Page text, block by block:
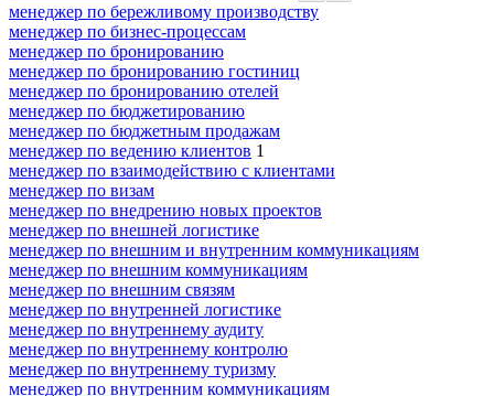
менеджер по бережливому производству
менеджер по бизнес-процессам
менеджер по бронированию
менеджер по бронированию гостиниц
менеджер по бронированию отелей
менеджер по бюджетированию
менеджер по бюджетным продажам
менеджер по ведению клиентов 1
менеджер по взаимодействию с клиентами
менеджер по визам
менеджер по внедрению новых проектов
менеджер по внешней логистике
менеджер по внешним и внутренним коммуникациям
менеджер по внешним коммуникациям
менеджер по внешним связям
менеджер по внутренней логистике
менеджер по внутреннему аудиту
менеджер по внутреннему контролю
менеджер по внутреннему туризму
менеджер по внутренним коммуникациям